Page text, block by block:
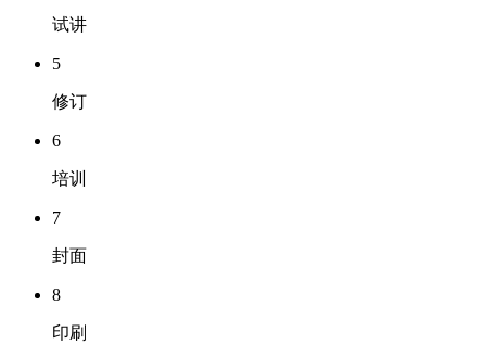
试讲
5
修订
6
培训
7
封面
8
印刷